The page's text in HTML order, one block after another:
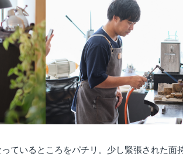
ているところをパチリ。少し緊張された面